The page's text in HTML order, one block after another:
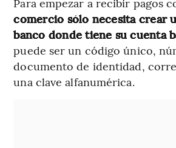
comercio sólo necesita crear
banco donde tiene su cuenta
puede ser un código único,
documento de identidad,
una clave alfanumérica.